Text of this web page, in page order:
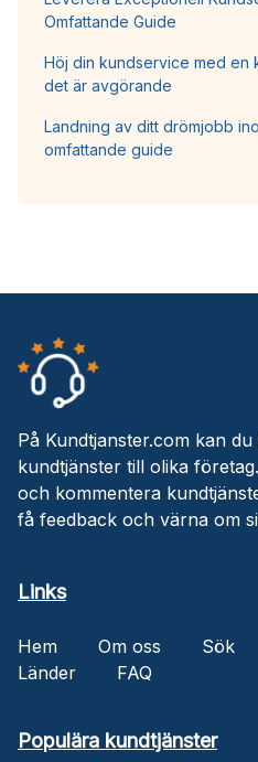
Omfattande Guide
Höj din kundservice med en
det är avgörande
Landning av ditt drömjobb
omfattande guide
På Kundtjanster.com kan
kundtjänster till olika
och kommentera
få feedback och värna om
Links
Hem Om oss Sök
Länder
FAQ
Populära kundtjänster